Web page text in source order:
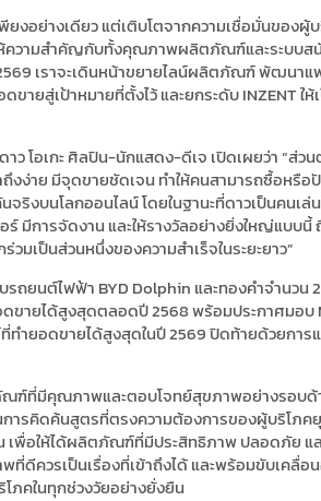
พียงอย่างเดียว แต่เติบโตจากความเชื่อมั่นขอ
ความสำคัญกับทั้งคุณภาพผลิตภัณฑ์และระบบส
เราจะเดินหน้าขยายไลน์ผลิตภัณฑ์ พัฒนาแ
ายสู่เป้าหมายที่ตั้งไว้ และยกระดับ INZENT ใ
โอเกะ ศิลปิน-นักแสดง-ดีเจ เปิดเผยว่า “ส่ว
งง่าย มีจุดขายชัดเจน ทำให้คนสามารถซื้อหรือ
ริงบนโลกออนไลน์ โดยในฐานะที่ดาวเป็นคนเ
มีการจัดงาน และให้รางวัลอย่างยิ่งใหญ่แบบนี้
มเป็นส่วนหนึ่งของความสำเร็จในระยะยาว”
รถยนต์ไฟฟ้า BYD Dolphin และทองคำจำนวน
ขายได้สูงสุดตลอดปี 2568 พร้อมประกาศมอบ
ำยอดขายได้สูงสุดในปี 2569 ปิดท้ายด้วยการแ
ที่มีคุณภาพและตอบโจทย์สุขภาพอย่างรอบด้า
การคิดค้นสูตรที่ตรงความต้องการของผู้บริโภ
อให้ได้ผลิตภัณฑ์ที่มีประสิทธิภาพ ปลอดภัย แล
ดีควรเป็นเรื่องที่เข้าถึงได้ และพร้อมขับเคลื่
คในทุกช่วงวัยอย่างยั่งยืน